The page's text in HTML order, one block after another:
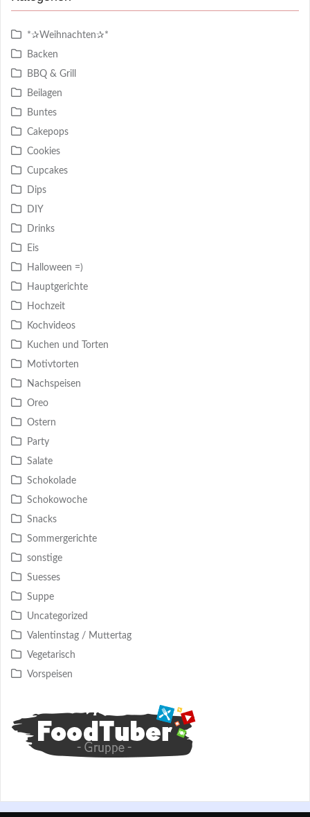
*✰Weihnachten✰*
Backen
BBQ & Grill
Beilagen
Buntes
Cakepops
Cookies
Cupcakes
Dips
DIY
Drinks
Eis
Halloween =)
Hauptgerichte
Hochzeit
Kochvideos
Kuchen und Torten
Motivtorten
Nachspeisen
Oreo
Ostern
Party
Salate
Schokolade
Schokowoche
Snacks
Sommergerichte
sonstige
Suesses
Suppe
Uncategorized
Valentinstag / Muttertag
Vegetarisch
Vorspeisen